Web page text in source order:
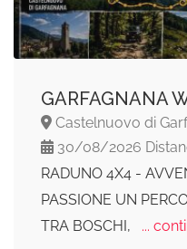
GARFAGNANA
Castelnuovo di
30/08/2026
RADUNO 4X4 -
PASSIONE UN
TRA BOSCHI,
...